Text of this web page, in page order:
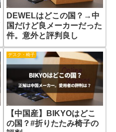
DEWELはどこの国？→中
国だけど良メーカーだった
件。意外と評判良し
デスク・椅子
【中国産】BIKYOはどこ
の国？#折りたたみ椅子の